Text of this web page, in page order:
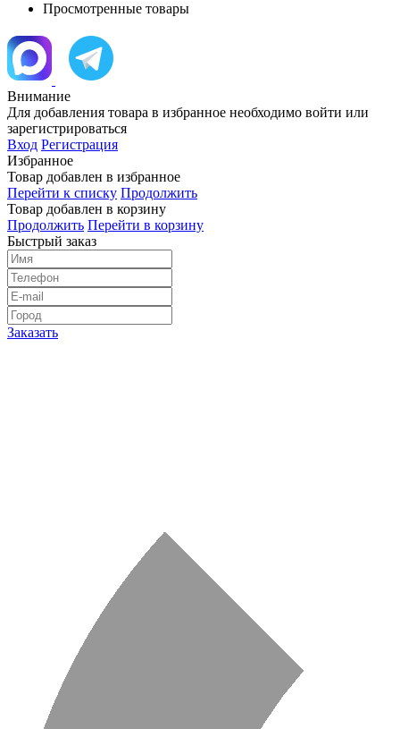
Просмотренные товары
Внимание
Для добавления товара в избранное необходимо войти или
зарегистрироваться
Вход Регистрация
Избранное
Товар добавлен в избранное
Перейти к списку Продолжить
Товар добавлен в корзину
Продолжить Перейти в корзину
Быстрый заказ
Заказать